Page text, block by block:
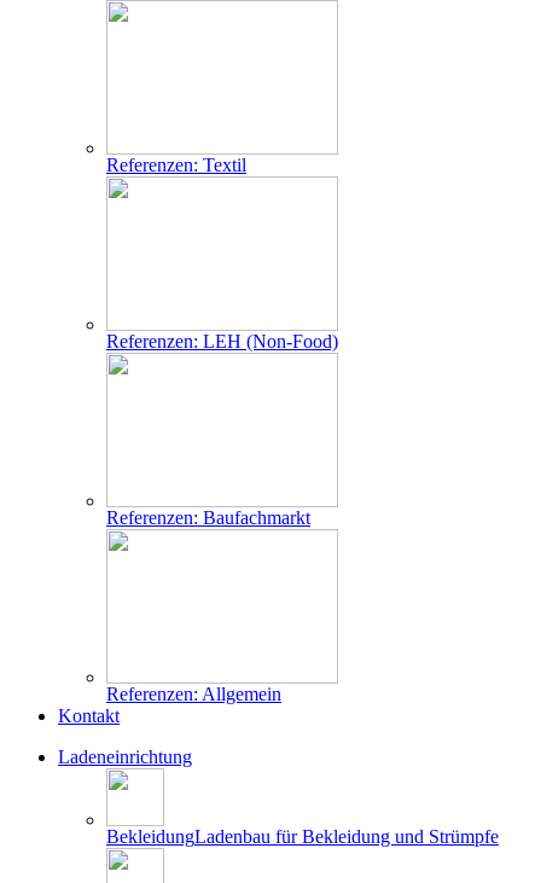
Referenzen: Textil
Referenzen: LEH (Non-Food)
Referenzen: Baufachmarkt
Referenzen: Allgemein
Kontakt
Ladeneinrichtung
BekleidungLadenbau für Bekleidung und Strümpfe